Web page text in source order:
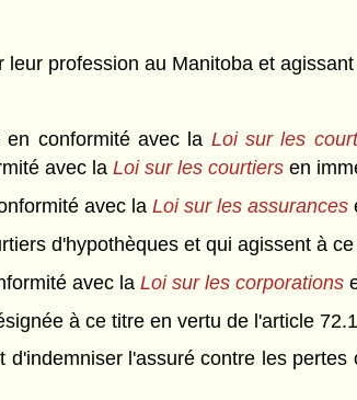
profession au Manitoba et
en conformité avec la Loi sur les
avec la Loi sur les courtiersen
avec la Loi sur les assurances
d'hypothèques et qui agissent à
avec la Loi sur les corporations
à ce titre en vertu de l'article
d'indemniser l'assuré contre les